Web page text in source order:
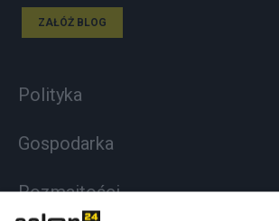
ZAŁÓŻ BLOG
Polityka
Gospodarka
Rozmaitości